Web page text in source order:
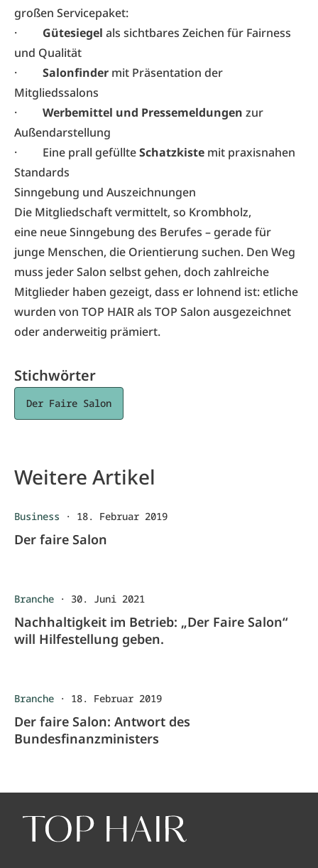
großen Servicepaket:
· Gütesiegel als sichtbares Zeichen für Fairness
und Qualität
· Salonfinder mit Präsentation der
Mitgliedssalons
· Werbemittel und Pressemeldungen zur
Außendarstellung
· Eine prall gefüllteSchatzkiste mit praxisnahen
Standards
Sinngebung und Auszeichnungen
Die Mitgliedschaft vermittelt, so Krombholz,
eine neue Sinngebung des Berufes – gerade für
junge Menschen, die Orientierung suchen. Den Weg
muss jeder Salon selbst gehen, doch zahlreiche
Mitglieder haben gezeigt, dass er lohnend ist: etliche
wurden von TOP HAIR als TOP Salon ausgezeichnet
oder anderweitig prämiert.
Stichwörter
Der Faire Salon
Weitere Artikel
Business · 18. Februar 2019
Der faire Salon
Branche · 30. Juni 2021
Nachhaltigkeit im Betrieb: „Der Faire Salon“
will Hilfestellung geben.
Branche · 18. Februar 2019
Der faire Salon: Antwort des
Bundesfinanzministers